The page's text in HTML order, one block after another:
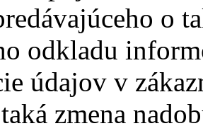
o
odkladu
údajov v
zmena